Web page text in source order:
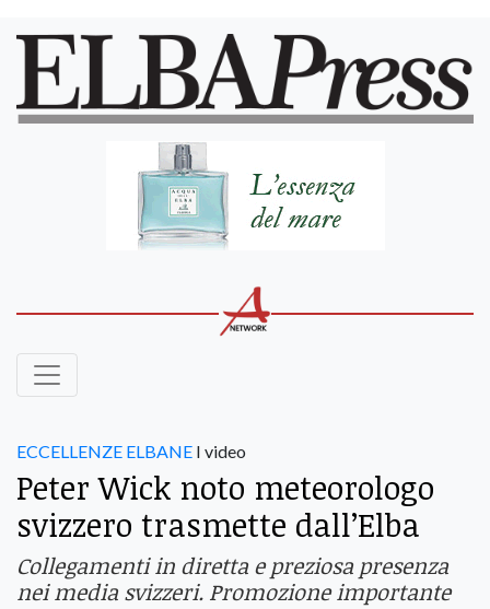
ECCELLENZE ELBANE I video
Peter Wick noto meteorologo
svizzero trasmette dall’Elba
Collegamenti in diretta e preziosa presenza
nei media svizzeri. Promozione importante